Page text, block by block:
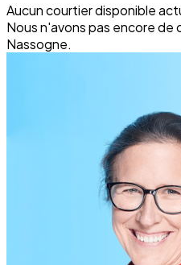
Aucun courtier disponible
Nous n'avons pas encore
Nassogne.